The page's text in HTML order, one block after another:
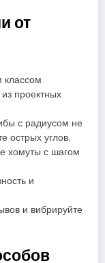
от
проектных
с радиусом не
острых углов.
хомуты с шагом
и
и вибрируйте